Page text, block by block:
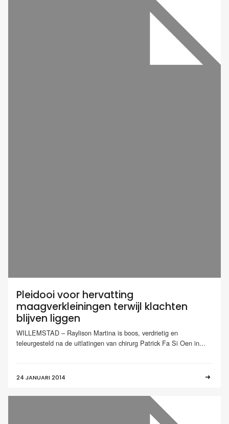
Pleidooi voor hervatting
maagverkleiningen terwijl klachten
blijven liggen
WILLEMSTAD – Raylison Martina is boos, verdrietig en
teleurgesteld na de uitlatingen van chirurg Patrick Fa Si Oen in...
24 JANUARI 2014